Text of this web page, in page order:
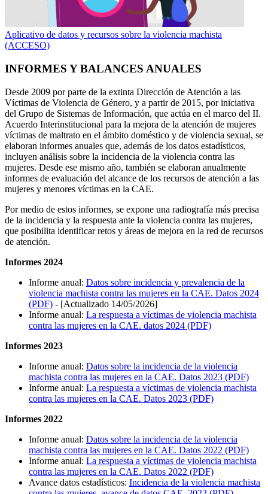
Aplicativo de datos y recursos sobre la violencia machista
(ACCESO)
INFORMES Y BALANCES ANUALES
Desde 2009 por parte de la extinta Dirección de Atención a las
Víctimas de Violencia de Género, y a partir de 2015, por iniciativa
del Grupo de Sistemas de Información, que actúa en el marco del II.
Acuerdo Interinstitucional para la mejora de la atención de mujeres
víctimas de maltrato en el ámbito doméstico y de violencia sexual, se
elaboran informes anuales que, además de los datos estadísticos,
incluyen análisis sobre la incidencia de la violencia contra las
mujeres. Desde ese mismo año, también se elaboran anualmente
informes de evaluación del alcance de los recursos de atención a las
mujeres y menores víctimas en la CAE.
Por medio de estos informes, se expone una radiografía más precisa
de la incidencia y la respuesta ante la violencia contra las mujeres,
que posibilita identificar retos y áreas de mejora en la red de recursos
de atención.
Informes 2024
Informe anual: Datos sobre incidencia y prevalencia de la
violencia machista contra las mujeres en la CAE. Datos 2024
(PDF) - [Actualizado 14/05/2026]
Informe anual: La respuesta a víctimas de violencia machista
contra las mujeres en la CAE. datos 2024 (PDF)
Informes 2023
Informe anual: Datos sobre la incidencia de la violencia
machista contra las mujeres en la CAE. Datos 2023 (PDF)
Informe anual: La respuesta a víctimas de violencia machista
contra las mujeres en la CAE. Datos 2023 (PDF)
Informes 2022
Informe anual: Datos sobre la incidencia de la violencia
machista contra las mujeres en la CAE. Datos 2022 (PDF)
Informe anual: La respuesta a víctimas de violencia machista
contra las mujeres en la CAE. Datos 2022 (PDF)
Avance datos estadísticos: Incidencia de la violencia machista